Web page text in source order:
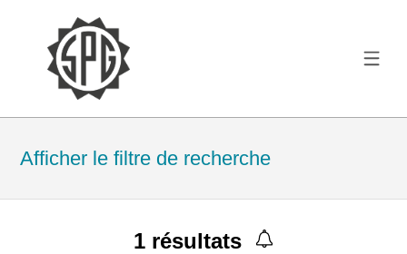
Afficher le filtre de recherche
1résultats